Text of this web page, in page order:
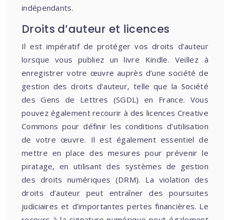
indépendants.
Droits d’auteur et licences
Il est impératif de protéger vos droits d’auteur
lorsque vous publiez un livre Kindle. Veillez à
enregistrer votre œuvre auprès d’une société de
gestion des droits d’auteur, telle que la Société
des Gens de Lettres (SGDL) en France. Vous
pouvez également recourir à des licences Creative
Commons pour définir les conditions d’utilisation
de votre œuvre. Il est également essentiel de
mettre en place des mesures pour prévenir le
piratage, en utilisant des systèmes de gestion
des droits numériques (DRM). La violation des
droits d’auteur peut entraîner des poursuites
judiciaires et d’importantes pertes financières. Le